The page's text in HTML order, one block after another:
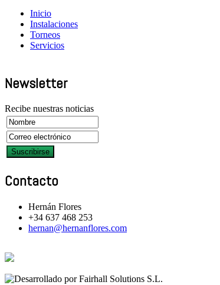
Inicio
Instalaciones
Torneos
Servicios
Newsletter
Recibe nuestras noticias
Contacto
Hernán Flores
+34 637 468 253
hernan@hernanflores.com